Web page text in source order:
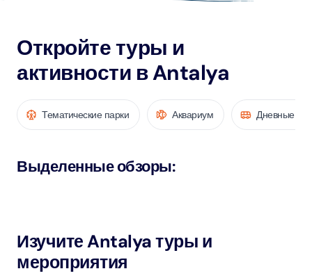
Откройте туры и
активности в Antalya
Тематические парки Аквариум Дневные
Выделенные обзоры:
Изучите Antalya туры и
мероприятия